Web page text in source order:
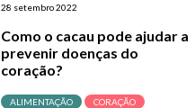
quem tem essa condição passou a
dieta para psoríase? A psoríase
pode se […]
28 setembro 2022
Como o cacau pode ajudar a
prevenir doenças do
coração?
ALIMENTAÇÃO CORAÇÃO